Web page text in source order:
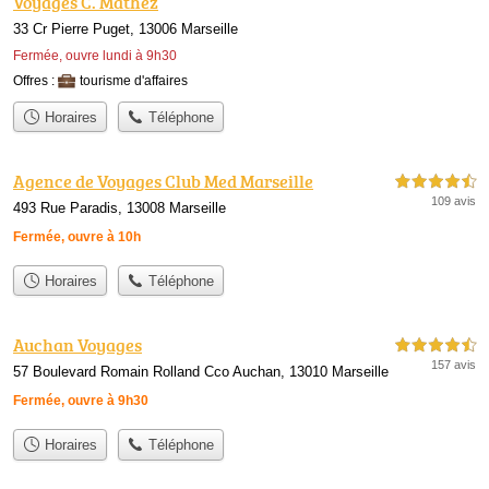
33 Cr Pierre Puget, 13006 Marseille
Fermée, ouvre lundi à 9h30
Offres :
tourisme d'affaires
Horaires Téléphone
Agence de Voyages Club Med Marseille
493 Rue Paradis, 13008 Marseille
Fermée, ouvre à 10h
4,5 étoiles sur 5
109 avis
Horaires Téléphone
Auchan Voyages
57 Boulevard Romain Rolland Cco Auchan, 13010 Marseille
Fermée, ouvre à 9h30
4,5 étoiles sur 5
157 avis
Horaires Téléphone